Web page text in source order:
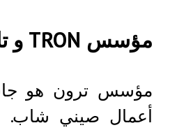
مؤسس TRON و تاريخ المشروع
مؤسس ترون هو
أعمال صيني شاب.